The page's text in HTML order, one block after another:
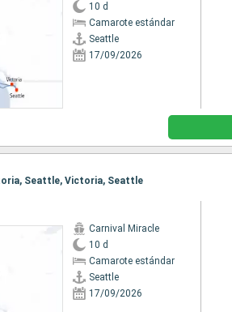
10 d
Camarote estándar
Seattle
17/09/2026
Seattle, Victoria, Seattle
Carnival Miracle
10 d
Camarote estándar
Seattle
17/09/2026